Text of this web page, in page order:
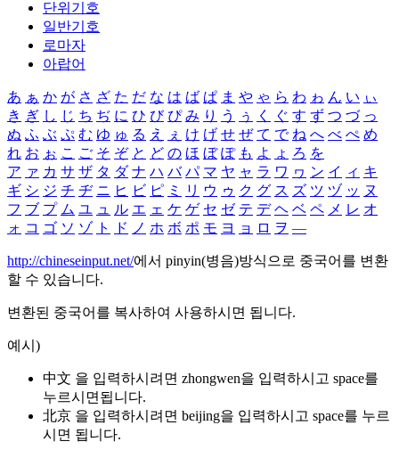
단위기호
일반기호
로마자
아랍어
あ ぁ か が さ ざ た だ な は ば ぱ ま や ゃ ら わ ゎ ん い ぃ
き ぎ し じ ち ぢ に ひ び ぴ み り う ぅ く ぐ す ず つ づ っ
ぬ ふ ぶ ぷ む ゆ ゅ る え ぇ け げ せ ぜ て で ね へ べ ぺ め
れ お ぉ こ ご そ ぞ と ど の ほ ぼ ぽ も よ ょ ろ を
ア ァ カ サ ザ タ ダ ナ ハ バ パ マ ヤ ャ ラ ワ ヮ ン イ ィ キ
ギ シ ジ チ ヂ ニ ヒ ビ ピ ミ リ ウ ゥ ク グ ス ズ ツ ヅ ッ ヌ
フ ブ プ ム ユ ュ ル エ ェ ケ ゲ セ ゼ テ デ ヘ ベ ペ メ レ オ
ォ コ ゴ ソ ゾ ト ド ノ ホ ボ ポ モ ヨ ョ ロ ヲ ―
http://chineseinput.net/에서 pinyin(병음)방식으로 중국어를 변환
할 수 있습니다.
변환된 중국어를 복사하여 사용하시면 됩니다.
예시)
中文 을 입력하시려면 zhongwen을 입력하시고 space를
누르시면됩니다.
北京 을 입력하시려면 beijing을 입력하시고 space를 누르
시면 됩니다.